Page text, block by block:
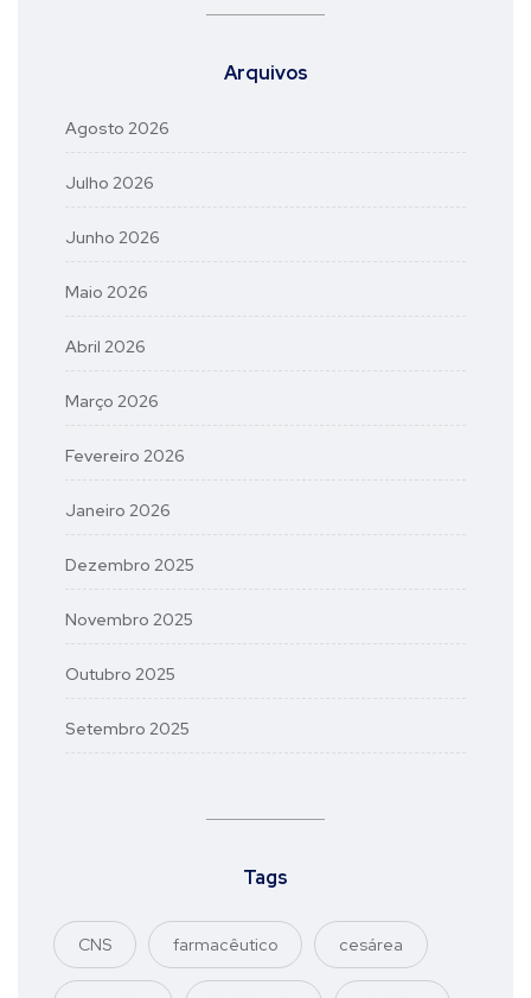
Arquivos
Agosto 2026
Julho 2026
Junho 2026
Maio 2026
Abril 2026
Março 2026
Fevereiro 2026
Janeiro 2026
Dezembro 2025
Novembro 2025
Outubro 2025
Setembro 2025
Tags
CNS farmacêutico cesárea